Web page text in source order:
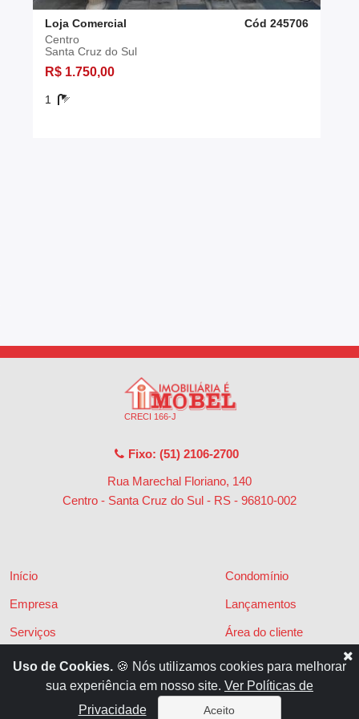
Loja Comercial
Cód 245706
Centro
Santa Cruz do Sul
R$ 1.750,00
1
CRECI 166-J
Fixo: (51) 2106-2700
Rua Marechal Floriano, 140
Centro - Santa Cruz do Sul - RS - 96810-002
Início
Empresa
Serviços
Financiamentos
Locações
Condomínio
Lançamentos
Área do cliente
Políticas de privacidade
Contato
Uso de Cookies. 🍪 Nós utilizamos cookies para melhorar
sua experiência em nosso site. Ver Políticas de
Privacidade
Aceito